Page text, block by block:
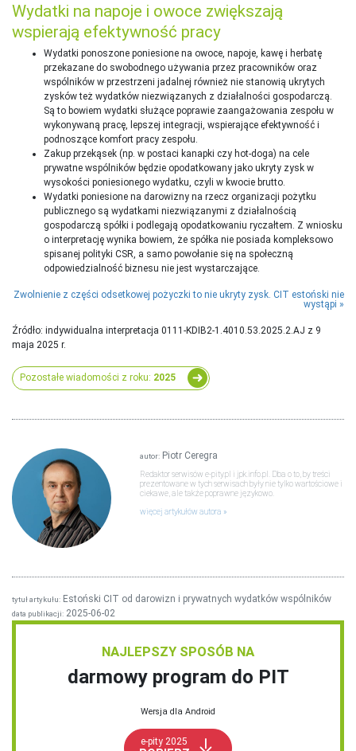
NAJLEPSZY SPOSÓB NA
darmowy program do PIT
Wersja dla Android
e-pity 2025
Wydatki na napoje i owoce zwiększają
wspierają efektywność pracy
Wydatki ponoszone poniesione na owoce, napoje, kawę i herbatę
przekazane do swobodnego używania przez pracowników oraz
wspólników w przestrzeni jadalnej również nie stanowią ukrytych
zysków też wydatków niezwiązanych z działalności gospodarczą.
Są to bowiem wydatki służące poprawie zaangażowania zespołu w
wykonywaną pracę, lepszej integracji, wspierające efektywność i
podnoszące komfort pracy zespołu.
Zakup przekąsek (np. w postaci kanapki czy hot-doga) na cele
prywatne wspólników będzie opodatkowany jako ukryty zysk w
wysokości poniesionego wydatku, czyli w kwocie brutto.
Wydatki poniesione na darowizny na rzecz organizacji pożytku
publicznego są wydatkami niezwiązanymi z działalnością
gospodarczą spółki i podlegają opodatkowaniu ryczałtem. Z wniosku
o interpretację wynika bowiem, że spółka nie posiada kompleksowo
spisanej polityki CSR, a samo powołanie się na społeczną
odpowiedzialność biznesu nie jest wystarczające.
Zwolnienie z części odsetkowej pożyczki to nie ukryty zysk. CIT estoński nie
wystąpi
Źródło: indywidualna interpretacja 0111-KDIB2-1.4010.53.2025.2.AJ z 9
maja 2025 r.
Pozostałe wiadomości z roku: 2025
autor: Piotr Ceregra
Redaktor serwisów e-pity.pl i jpk.info.pl. Dba o to, by treści
prezentowane w tych serwisach były nie tylko wartościowe i
ciekawe, ale także poprawne językowo.
więcej artykułów autora
tytuł artykułu: Estoński CIT od darowizn i prywatnych wydatków wspólników
data publikacji: 2025-06-02